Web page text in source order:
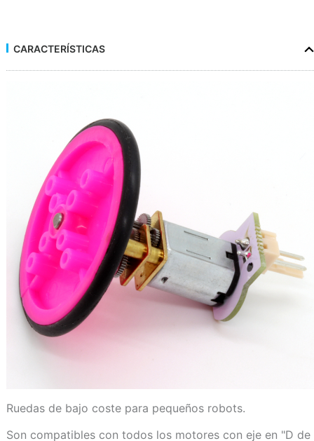
CARACTERÍSTICAS
Ruedas de bajo coste para pequeños robots.
Son compatibles con todos los motores con eje en "D de